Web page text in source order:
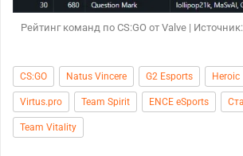
Рейтинг команд по CS:GO от Valve |
CS:GO Natus Vincere G2 Esports Heroic
Virtus.pro Team Spirit ENCE eSports
Team Vitality